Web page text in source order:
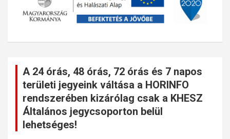
A 24 órás, 48 órás, 72 órás és 7 napos
területi jegyeink váltása a HORINFO
rendszerében kizárólag csak a KHESZ
Általános jegycsoporton belül
lehetséges!